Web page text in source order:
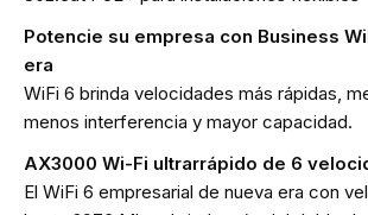
Potencie su empresa con Business
era
WiFi 6 brinda velocidades más rápidas,
menos interferencia y mayor capacidad.
AX3000 Wi-Fi ultrarrápido de 6
El WiFi 6 empresarial de nueva era con